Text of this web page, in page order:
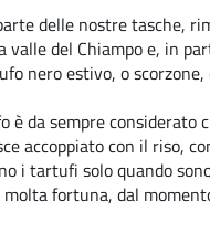
delle nostre tasche,
del Chiampo e, in
nero estivo, o
da sempre considerato
accoppiato con il riso,
i tartufi solo quando
fortuna, dal